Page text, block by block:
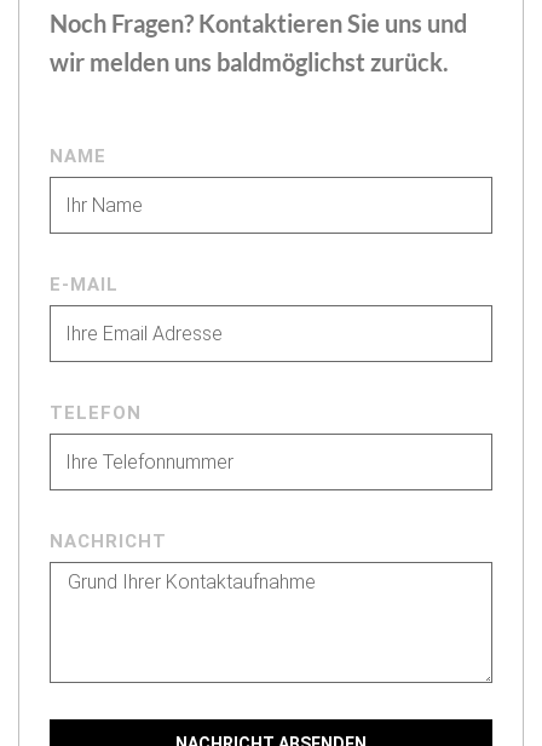
Noch Fragen? Kontaktieren Sie uns und
wir melden uns baldmöglichst zurück.
NAME
E-MAIL
TELEFON
NACHRICHT